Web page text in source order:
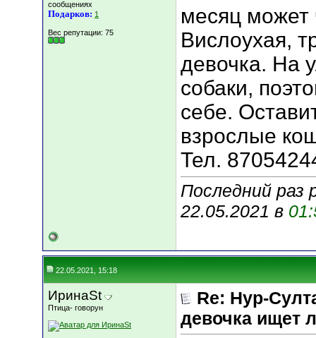
сообщениях
Подарков: 1
Вес репутации: 75
месяц может
Вислоухая,
девочка. На
собаки,
себе.
взрослые
Тел.
Последний раз
22.05.2021 в
22.05.2021, 15:18
ИринаSt
Птица- говорун
Re: Нур-
девочка ищет